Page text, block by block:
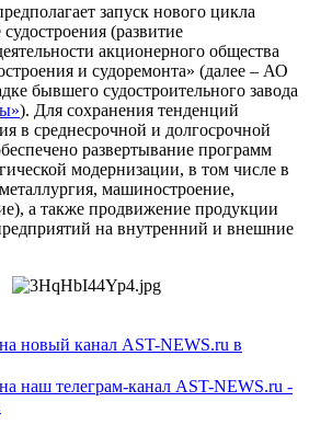
запуск нового цикла
(развитие
акционерного общества
и судоремонта» (далее – АО
бывшего судостроительного завода
). Для сохранения тенденций
в среднесрочной и долгосрочной
развертывание программ
модернизации, в том числе в
машиностроение,
а также продвижение продукции
на внутренний и внешние
новый канал AST-NEWS.ru в
наш телеграм-канал AST-NEWS.ru -